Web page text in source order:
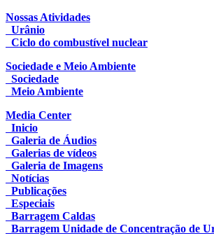
Nossas Atividades
Urânio
Ciclo do combustível nuclear
Sociedade e Meio Ambiente
Sociedade
Meio Ambiente
Media Center
Inicio
Galeria de Áudios
Galerias de vídeos
Galeria de Imagens
Notícias
Publicações
Especiais
Barragem Caldas
Barragem Unidade de Concentração de